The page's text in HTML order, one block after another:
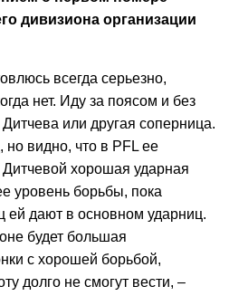
дивизиона организации
всегда серьезно,
нет. Иду за поясом и без
или другая соперница.
но видно, что в PFL ее
Дитчевой хорошая ударная
уровень борьбы, пока
ей дают в основном ударниц.
будет большая
с хорошей борьбой,
долго не смогут вести, –